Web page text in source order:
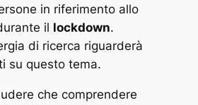
in riferimento allo
il lockdown.
di ricerca riguarderà
su questo tema.
che comprendere